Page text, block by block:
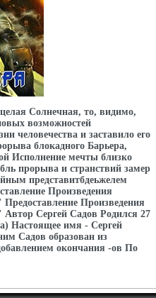
Солнечная, то, видимо,
возможностей
человечества и заставило его
блокадного Барьера,
Исполнение мечты близко
прорыва и странствий замер
представитбдеьжелем
Произведения
Произведения
Сергей Садов Родился 27
Настоящее имя - Сергей
Садов образован из
окончания -ов По